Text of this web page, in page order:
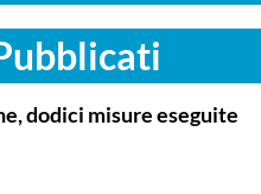
dodici misure eseguite